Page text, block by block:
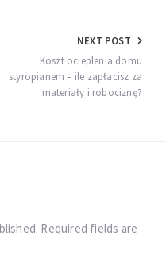
NEXT POST
Koszt ocieplenia domu
styropianem – ile zapłacisz za
materiały i robociznę?
Required fields are